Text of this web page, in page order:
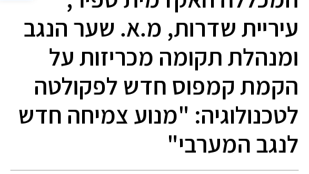
עיריית שדרות, מ.א. שער הנגב
ומנהלת תקומה מכריזות על
הקמת קמפוס חדש לפקולטה
לטכנולוגיה: "מנוע צמיחה חדש
לנגב המערבי"